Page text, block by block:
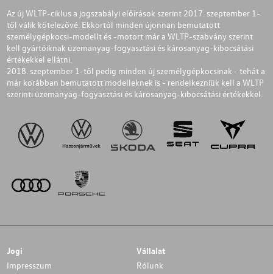
Az új WLTP-ciklus a jogszabályi előírások szerint 2017. szeptember 1-
től válik kötelezővé. Ekkortól minden újonnan bemutatott
személygépkocsi-modellt és -motort már a WLTP-szabvány szerint
kell gyártóiknak üzemanyag-fogyasztási és károsanyag-kibocsátási
értékekkel ellátni.
2018. szeptember 1-től pedig minden új személygépkocsinak - tehát a
már korábban bemutatott modelleknek is - rendelkezniük kell a WLTP
szerinti üzemanyag-fogyasztási és károsanyag-kibocsátási értékekkel.
Jogi
Impresszum
Vállalat
Rólunk